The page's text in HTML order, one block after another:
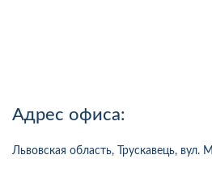
Адрес офиса:
Львовская область, Трускавець, вул.